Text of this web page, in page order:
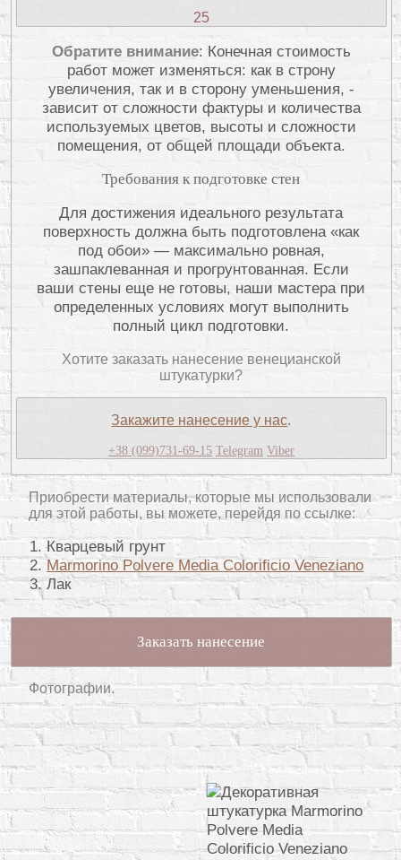
25
Обратите внимание: Конечная стоимость
работ может изменяться: как в строну
увеличения, так и в сторону уменьшения, -
зависит от сложности фактуры и количества
используемых цветов, высоты и сложности
помещения, от общей площади объекта.
Требования к подготовке стен
Для достижения идеального результата
поверхность должна быть подготовлена «как
под обои» — максимально ровная,
зашпаклеванная и прогрунтованная. Если
ваши стены еще не готовы, наши мастера при
определенных условиях могут выполнить
полный цикл подготовки.
Хотите заказать нанесение венецианской
штукатурки?
Закажите нанесение у нас.
+38 (099)731-69-15 Telegram Viber
Приобрести материалы, которые мы использовали
для этой работы, вы можете, перейдя по ссылке:
Кварцевый грунт
Marmorino Polvere Media Colorificio Veneziano
Лак
Заказать нанесение
Фотографии.